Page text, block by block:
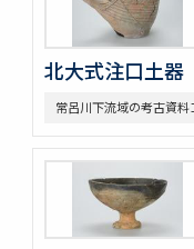
北大式注口土器
常呂川下流域の考古資